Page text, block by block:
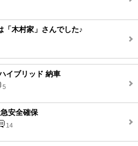
「木村家」さんでした♪
イブリッド 納車
5
安全確保
14